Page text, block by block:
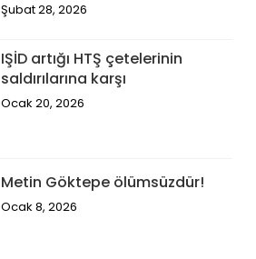
Şubat 28, 2026
IŞİD artığı HTŞ çetelerinin
saldırılarına karşı
Ocak 20, 2026
Metin Göktepe ölümsüzdür!
Ocak 8, 2026